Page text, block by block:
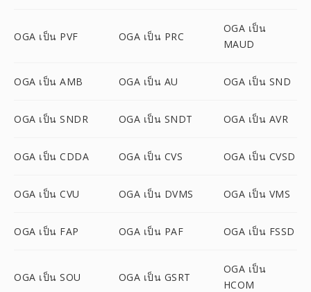
OGA เป็น PVF OGA เป็น PRC
OGA เป็น
MAUD
OGA เป็น AMB OGA เป็น AU OGA เป็น SND
OGA เป็น SNDR OGA เป็น SNDT OGA เป็น AVR
OGA เป็น CDDA OGA เป็น CVS OGA เป็น CVSD
OGA เป็น CVU OGA เป็น DVMS OGA เป็น VMS
OGA เป็น FAP OGA เป็น PAF OGA เป็น FSSD
OGA เป็น SOU OGA เป็น GSRT
OGA เป็น
HCOM